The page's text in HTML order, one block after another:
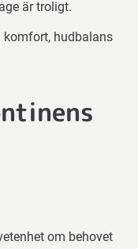
är troligt.
hudbalans
om behovet